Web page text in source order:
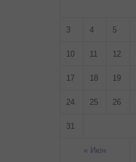
« Июн
3 4 5
10 11 12
17 18 19
24 25 26
31